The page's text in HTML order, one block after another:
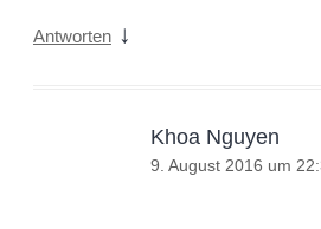
Antworten ↓
Khoa Nguyen
9. August 2016 um